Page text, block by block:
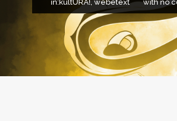
in: kultURA!,webetext withno